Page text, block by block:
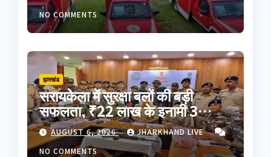
NO COMMENTS
झारखंड
सरायकेला में सुरक्षा बलों की बड़ी
सफलता, ₹22 लाख के इनामी 3
नक्सली गिरफ्तार; AK-47 समेत भारी
मात्रा में हथियार बरामद
AUGUST 6, 2026
JHARKHAND LIVE
NO COMMENTS